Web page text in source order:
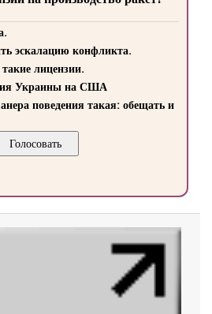
эскалацию конфликта.
лицензии.
Украины на США
поведения такая: обещать и